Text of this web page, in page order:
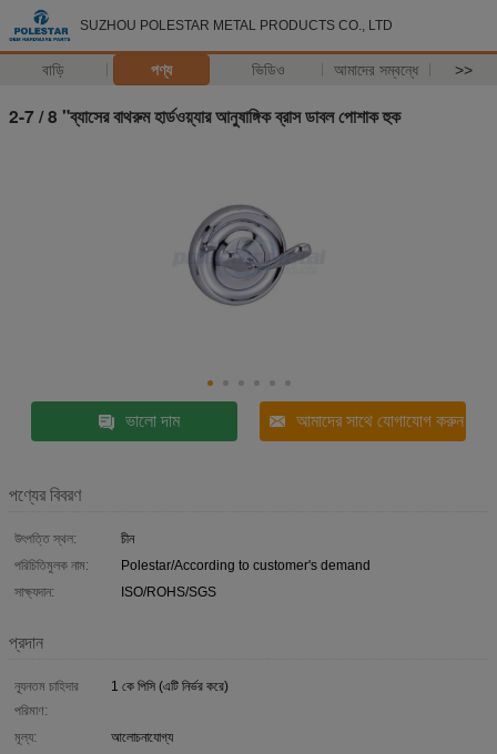
SUZHOU POLESTAR METAL PRODUCTS CO., LTD
বাড়ি পণ্য ভিডিও আমাদের সম্বন্ধে >>
2-7 / 8 "ব্যাসের বাথরুম হার্ডওয়্যার আনুষাঙ্গিক ব্রাস ডাবল পোশাক হুক
ভালো দাম আমাদের সাথে যোগাযোগ করুন
পণ্যের বিবরণ
উৎপত্তি স্থল:
চীন
পরিচিতিমুলক নাম:
Polestar/According to customer's demand
সাক্ষ্যদান:
ISO/ROHS/SGS
প্রদান
ন্যূনতম চাহিদার
পরিমাণ:
1 কে পিসি (এটি নির্ভর করে)
মূল্য:
আলোচনাযোগ্য